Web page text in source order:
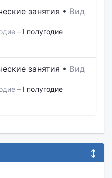
занятия • Вид
– I полугодие
занятия • Вид
– I полугодие